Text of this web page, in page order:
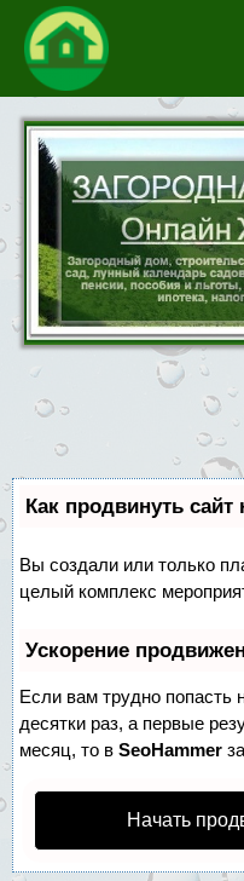
Как продвинуть
Вы создали или только
целый комплекс
Ускорение
Если вам трудно попасть
десятки раз, а первые
месяц, то в SeoHammer
Начать